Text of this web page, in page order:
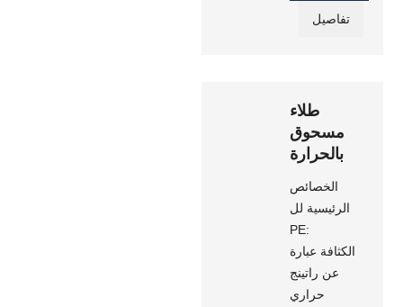
تفاصيل
طلاء
مسحوق
بالحرارة
الخصائص
الرئيسية لل
PE:
الكثافة عبارة
عن راتينج
حراري